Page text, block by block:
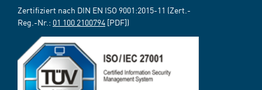
Zertifiziert nach DIN EN ISO 9001:2015-11 (Zert.-
Reg.-Nr.: 01 100 2100794 [PDF])